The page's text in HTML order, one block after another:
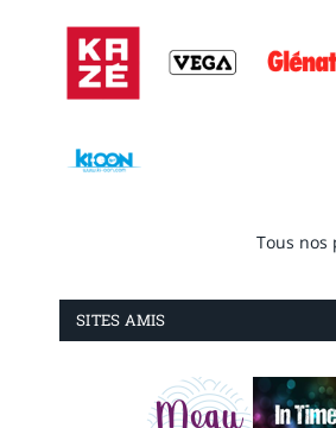
Tous
SITES AMIS